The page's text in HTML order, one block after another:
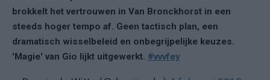
brokkelt het vertrouwen in Van Bronckhorst in een
steeds hoger tempo af. Geen tactisch plan, een
dramatisch wisselbeleid en onbegrijpelijke keuzes.
'Magie' van Gio lijkt uitgewerkt. #vvvfey